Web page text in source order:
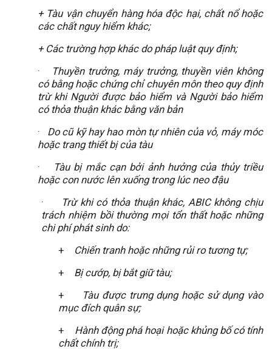
+ Tàu vận chuyển hàng hóa độc hại, chất nổ hoặc
các chất nguy hiểm khác;
+ Các trường hợp khác do pháp luật quy định;
·
Thuyền trưởng, máy trưởng, thuyền viên không
có bằng hoặc chứng chỉ chuyên môn theo quy định
trừ khi Người được bảo hiểm và Người bảo hiểm
có thỏa thuận khác bằng văn bản
·
Do cũ kỹ hay hao mòn tự nhiên của vỏ, máy móc
hoặc trang thiết bị của tàu
·
Tàu bị mắc cạn bởi ảnh hưởng của thủy triều
hoặc con nước lên xuống trong lúc neo đậu
·
Trừ khi có thỏa thuận khác, ABIC không chịu
trách nhiệm bồi thường mọi tổn thất hoặc những
chi phí phát sinh do:
+
Chiến tranh hoặc những rủi ro tương tự;
+
Bị cướp, bị bắt giữ tàu;
+
Tàu được trưng dụng hoặc sử dụng vào
mục đích quân sự;
+
Hành động phá hoại hoặc khủng bố có tính
chất chính trị;